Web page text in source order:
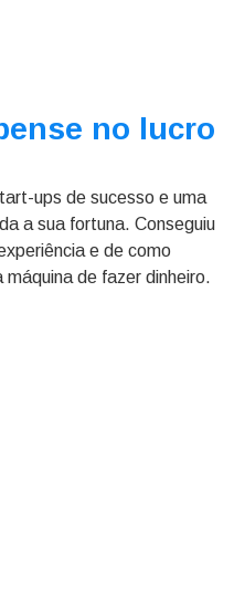
no lucro
ups de sucesso e uma
a sua fortuna. Conseguiu
e de como
de fazer dinheiro.